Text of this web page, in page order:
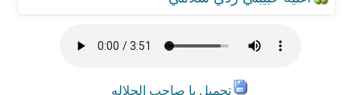
تحميل يا صاحب الجلاله